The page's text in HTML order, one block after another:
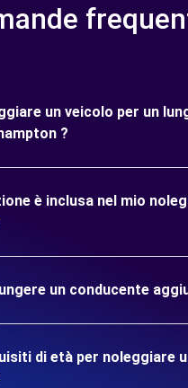
un veicolo per un
?
è inclusa nel mio
un conducente
di età per noleggiare